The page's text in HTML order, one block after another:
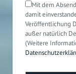
Mit dem
damit
Veröffentlichung
außer natürlich
(Weitere